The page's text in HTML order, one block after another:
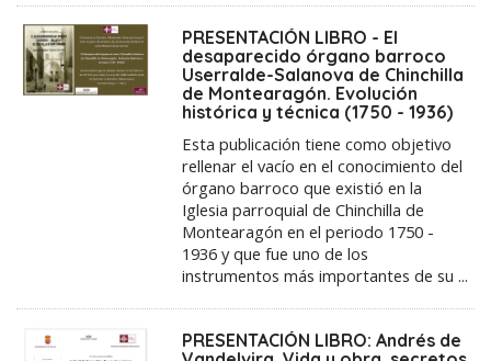
PRESENTACIÓN LIBRO - El
desaparecido órgano barroco
Userralde-Salanova de Chinchilla
de Montearagón. Evolución
histórica y técnica (1750 - 1936)
Esta publicación tiene como objetivo
rellenar el vacío en el conocimiento del
órgano barroco que existió en la
Iglesia parroquial de Chinchilla de
Montearagón en el periodo 1750 -
1936 y que fue uno de los
instrumentos más importantes de su ...
PRESENTACIÓN LIBRO: Andrés de